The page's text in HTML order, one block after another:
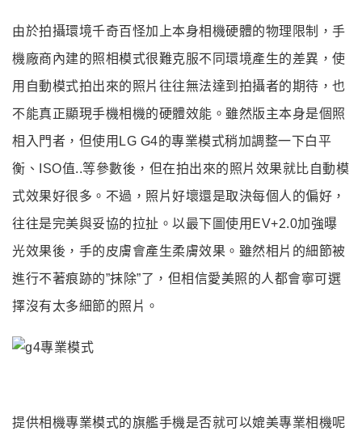
由於拍攝環境千奇百怪加上本身相機硬體的物理限制
，手
機廠商內建的照相模式很難克服不同環境產生的差異 ，使
用自動模式拍出來的照片往往無法達到拍攝者的期待，也
不能真正顯現手機相機的硬體效能 。雖然版主本身是個照
相入門者 ，但使用LG G4的專業模式稍加調整一下白平
衡 、ISO值..等參數後 ，但在拍出來的照片效果就比自動模
式效果好很多 。不過 ，照片好壞還是取決每個人的偏好，
往往是完美與妥協的拉扯 。以最下圖使用EV+2.0加強曝
光效果後 ，手的皮膚會產生柔膚效果 。雖然相片的細節被
進行不著痕跡的”抹除”了 ，但相信愛美照的人都會寧可選
擇沒有太多細節的照片 。
提供相機專業模式的旗艦手機是否就可以媲美專業相機呢